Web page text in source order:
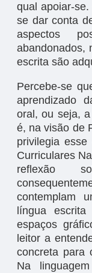
qual apoiar-
se dar conta
aspectos
abandonados,
escrita são
Percebe-se
aprendizado
oral, ou seja,
é, na visão de
privilegia
Curriculares
reflexão
contemplam
língua
espaços
leitor a
concreta para
Na